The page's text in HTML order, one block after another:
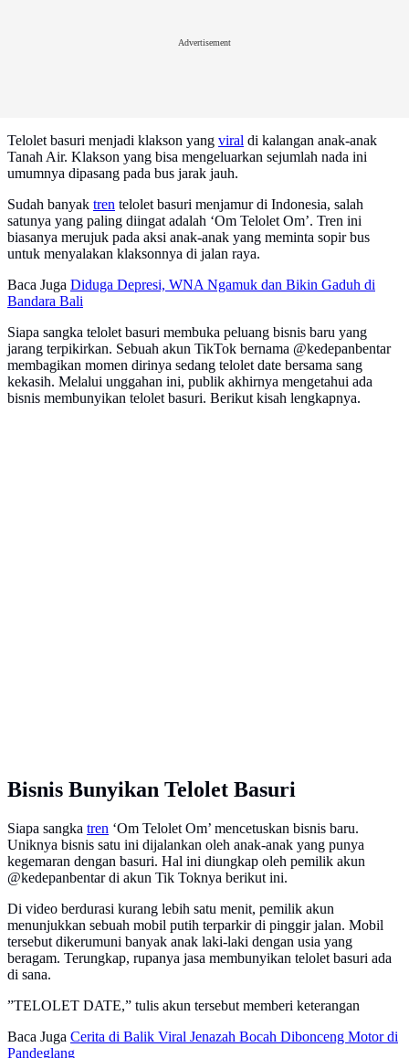
Advertisement
Telolet basuri menjadi klakson yang viral di kalangan anak-anak
Tanah Air. Klakson yang bisa mengeluarkan sejumlah nada ini
umumnya dipasang pada bus jarak jauh.
Sudah banyak tren telolet basuri menjamur di Indonesia, salah
satunya yang paling diingat adalah ‘Om Telolet Om’. Tren ini
biasanya merujuk pada aksi anak-anak yang meminta sopir bus
untuk menyalakan klaksonnya di jalan raya.
Baca Juga Diduga Depresi, WNA Ngamuk dan Bikin Gaduh di
Bandara Bali
Siapa sangka telolet basuri membuka peluang bisnis baru yang
jarang terpikirkan. Sebuah akun TikTok bernama @kedepanbentar
membagikan momen dirinya sedang telolet date bersama sang
kekasih. Melalui unggahan ini, publik akhirnya mengetahui ada
bisnis membunyikan telolet basuri. Berikut kisah lengkapnya.
Bisnis Bunyikan Telolet Basuri
Siapa sangka tren ‘Om Telolet Om’ mencetuskan bisnis baru.
Uniknya bisnis satu ini dijalankan oleh anak-anak yang punya
kegemaran dengan basuri. Hal ini diungkap oleh pemilik akun
@kedepanbentar di akun Tik Toknya berikut ini.
Di video berdurasi kurang lebih satu menit, pemilik akun
menunjukkan sebuah mobil putih terparkir di pinggir jalan. Mobil
tersebut dikerumuni banyak anak laki-laki dengan usia yang
beragam. Terungkap, rupanya jasa membunyikan telolet basuri ada
di sana.
”TELOLET DATE,” tulis akun tersebut memberi keterangan
Baca Juga Cerita di Balik Viral Jenazah Bocah Dibonceng Motor di
Pandeglang